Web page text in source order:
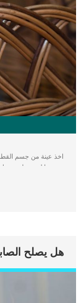
اخذ عينة من جسم القطة
بجسمها لفحصها
سواء كانت بهدف
سرطان المثانة عند
يتطلب تخدير القطة.
الاسباب والعلاج
الفحوصات بالاضافة
الخضوع لهذه العملية.